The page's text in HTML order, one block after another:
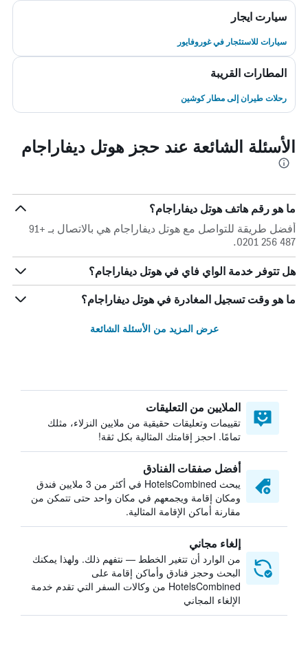
سيارت ايجار
سيارات للاستئجار في غوروفايور
المطارات القريبة
رحلات طيران إلى مطار كوشين
الأسئلة الشائعة عند حجز هوتل ديفاراجام
ما هو رقم هاتف هوتل ديفاراجام؟
أفضل طريقة للتواصل مع هوتل ديفاراجام هي بالاتصال بـ +91
487 256 0201.
هل تتوفر خدمة الواي فاي في هوتل ديفاراجام؟
ما هو وقت تسجيل المغادرة في هوتل ديفاراجام؟
عرض المزيد من الأسئلة الشائعة
الملايين من التعليقات
تقييمات وتعليقات حقيقية من ملايين النزلاء، مثلك
تمامًا. احجز إقامتك المثالية بكل ثقة!
أفضل صفقات الفنادق
يبحث HotelsCombined في أكثر من 3 ملايين فندق
ومكان إقامة ويجمعهم في مكان واحد حتى تتمكن من
مقارنة أماكن الإقامة المثالية.
إلغاء مجاني
من الوارد أن تتغير الخطط — نتفهم ذلك. ولهذا يمكنك
البحث وحجز فنادق وأماكن إقامة على
HotelsCombined من وكالات السفر التي تقدم خدمة
الإلغاء المجاني